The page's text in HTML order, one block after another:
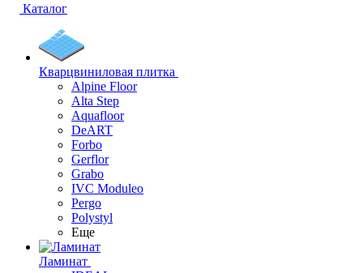
Каталог
Кварцвиниловая плитка
Alpine Floor
Alta Step
Aquafloor
DeART
Forbo
Gerflor
Grabo
IVC Moduleo
Pergo
Polystyl
Еще
Ламинат